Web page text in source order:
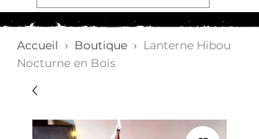
Accueil › Boutique › Lanterne Hibou
Nocturne en Bois